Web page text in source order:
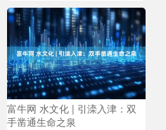
富牛网 水文化 | 引滦入津：双
手凿通生命之泉